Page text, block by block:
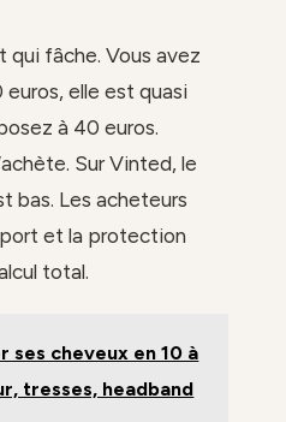
qui fâche. Vous avez
elle est quasi
à 40 euros.
Sur Vinted, le
bas. Les acheteurs
et la protection
total.
ses cheveux en 10 à
tresses, headband